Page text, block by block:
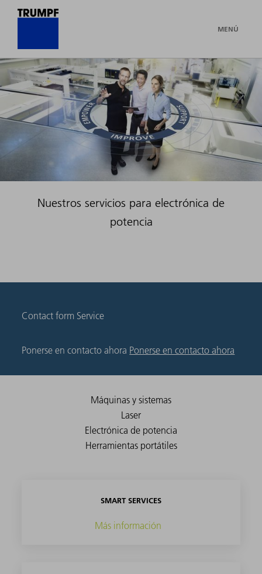
MENÚ
Nuestros servicios para electrónica de
potencia
Contact form Service
Ponerse en contacto ahora Ponerse en contacto ahora
SMART SERVICES
Más información